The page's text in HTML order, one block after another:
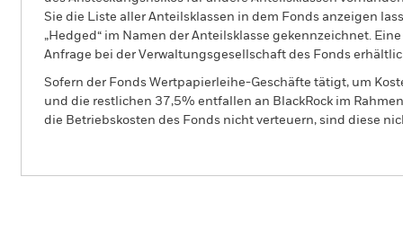
Sie die Liste aller Anteilsklassen in dem Fonds anzeigen
„Hedged“ im Namen der Anteilsklasse gekennzeichnet.
Anfrage bei der Verwaltungsgesellschaft des Fonds
Sofern der Fonds Wertpapierleihe-Geschäfte tätigt, um
und die restlichen 37,5% entfallen an BlackRock im
die Betriebskosten des Fonds nicht verteuern, sind diese